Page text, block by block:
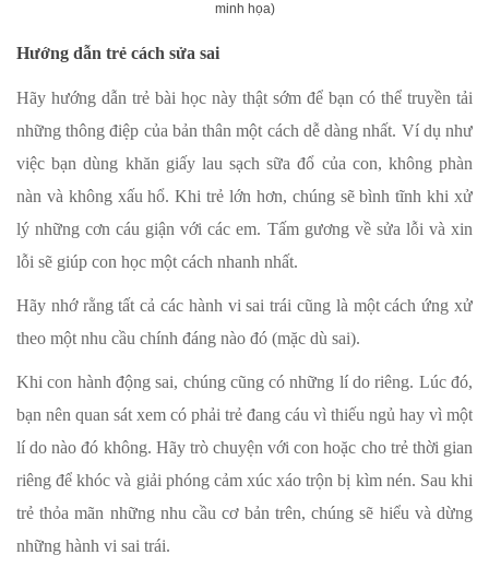
minh họa)
Hướng dẫn trẻ cách sửa sai
Hãy hướng dẫn trẻ bài học này thật sớm để bạn có thể truyền tải
những thông điệp của bản thân một cách dễ dàng nhất. Ví dụ như
việc bạn dùng khăn giấy lau sạch sữa đổ của con, không phàn
nàn và không xấu hổ. Khi trẻ lớn hơn, chúng sẽ bình tĩnh khi xử
lý những cơn cáu giận với các em. Tấm gương về sửa lỗi và xin
lỗi sẽ giúp con học một cách nhanh nhất.
Hãy nhớ rằng tất cả các hành vi sai trái cũng là một cách ứng xử
theo một nhu cầu chính đáng nào đó (mặc dù sai).
Khi con hành động sai, chúng cũng có những lí do riêng. Lúc đó,
bạn nên quan sát xem có phải trẻ đang cáu vì thiếu ngủ hay vì một
lí do nào đó không. Hãy trò chuyện với con hoặc cho trẻ thời gian
riêng để khóc và giải phóng cảm xúc xáo trộn bị kìm nén. Sau khi
trẻ thỏa mãn những nhu cầu cơ bản trên, chúng sẽ hiểu và dừng
những hành vi sai trái.